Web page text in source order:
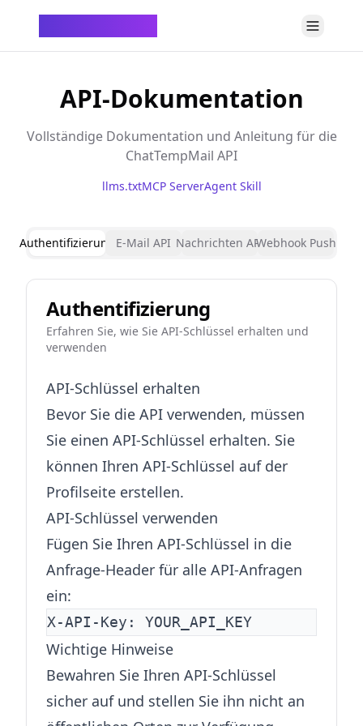
API-Dokumentation
Vollständige Dokumentation und Anleitung für die
ChatTempMail API
llms.txtMCP ServerAgent Skill
Authentifizierung E-Mail API Nachrichten APIWebhook Push
Authentifizierung
Erfahren Sie, wie Sie API-Schlüssel erhalten und
verwenden
API-Schlüssel erhalten
Bevor Sie die API verwenden, müssen
Sie einen API-Schlüssel erhalten. Sie
können Ihren API-Schlüssel auf der
Profilseite erstellen.
API-Schlüssel verwenden
Fügen Sie Ihren API-Schlüssel in die
Anfrage-Header für alle API-Anfragen
ein:
Wichtige Hinweise
Bewahren Sie Ihren API-Schlüssel
sicher auf und stellen Sie ihn nicht an